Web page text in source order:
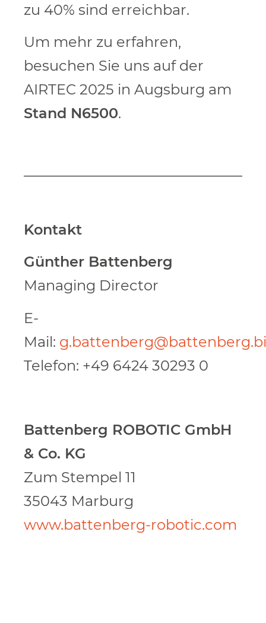
zu 40% sind erreichbar.
Um mehr zu erfahren,
besuchen Sie uns auf der
AIRTEC 2025 in Augsburg am
Stand N6500.
Kontakt
Günther Battenberg
Managing Director
E-
Mail:
Telefon: +49 6424 30293 0
Battenberg ROBOTIC GmbH
& Co. KG
Zum Stempel 11
35043 Marburg
www.battenberg-robotic.com